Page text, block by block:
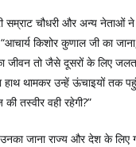
सम्राट चौधरी और अन्य नेताओं ने
किशोर कुणाल जी का
जीवन तो जैसे दूसरों के लिए
हाथ थामकर उन्हें ऊंचाइयों तक
तस्वीर वही रहेगी?”
जाना राज्य और देश के लिए